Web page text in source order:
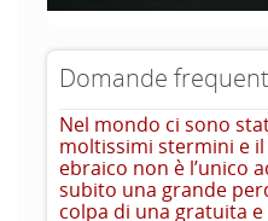
Domande
Nel mondo ci sono
moltissimi stermini e
ebraico non è l’unico
subito una grande
colpa di una gratuita e